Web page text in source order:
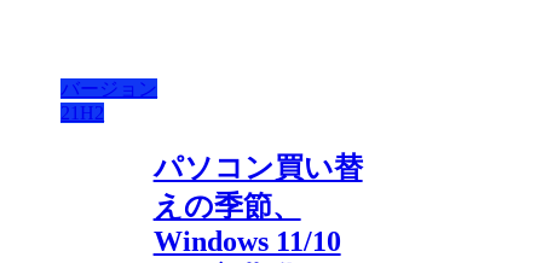
バージョン
21H2
パソコン買い替
えの季節、
Windows 11/10